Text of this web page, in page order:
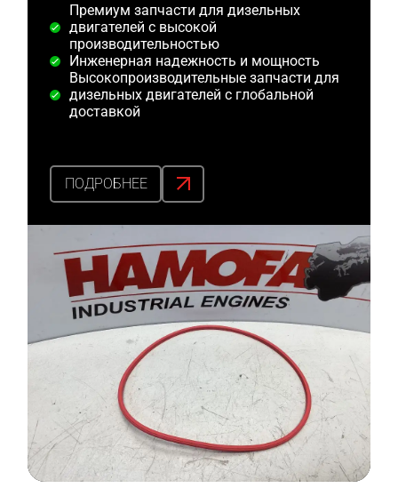
Премиум запчасти для дизельных
двигателей с высокой
производительностью
Инженерная надежность и мощность
Высокопроизводительные запчасти для
дизельных двигателей с глобальной
доставкой
ПОДРОБНЕЕ